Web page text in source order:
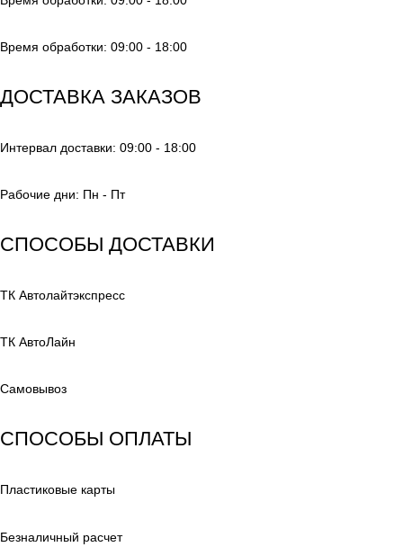
Время обработки: 09:00 - 18:00
ДОСТАВКА ЗАКАЗОВ
Интервал доставки: 09:00 - 18:00
Рабочие дни: Пн - Пт
СПОСОБЫ ДОСТАВКИ
ТК Автолайтэкспресс
ТК АвтоЛайн
Самовывоз
СПОСОБЫ ОПЛАТЫ
Пластиковые карты
Безналичный расчет